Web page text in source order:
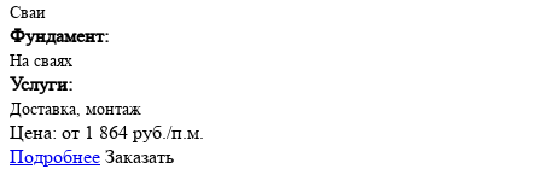
Сваи
Фундамент:
На сваях
Услуги:
Доставка, монтаж
Цена: от 1 864 руб./п.м.
Подробнее Заказать